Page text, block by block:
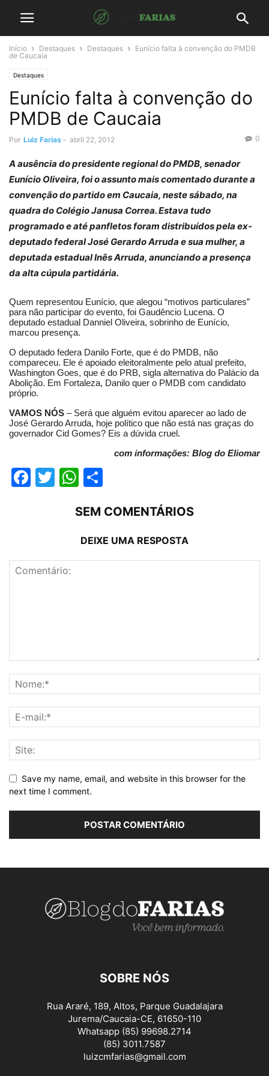
Início Destaques Destaques
Eunício falta à convenção do PMDB
de Caucaia
Destaques
Eunício falta à convenção do
PMDB de Caucaia
Por Luiz Farias - abril 22, 2012 0
A ausência do presidente regional do PMDB, senador
Eunício Oliveira, foi o assunto mais comentado durante a
convenção do partido em Caucaia, neste sábado, na
quadra do Colégio Janusa Correa. Estava tudo
programado e até panfletos foram distribuídos pela ex-
deputado federal José Gerardo Arruda e sua mulher, a
deputada estadual Inês Arruda, anunciando a presença
da alta cúpula partidária.
Quem representou Eunício, que alegou “motivos particulares”
para não participar do evento, foi Gaudêncio Lucena. O
deputado estadual Danniel Oliveira, sobrinho de Eunício,
marcou presença.
O deputado federa Danilo Forte, que é do PMDB, não
compareceu. Ele é apoiado eleitoralmente pelo atual prefeito,
Washington Goes, que é do PRB, sigla alternativa do Palácio da
Abolição. Em Fortaleza, Danilo quer o PMDB com candidato
próprio.
VAMOS NÓS – Será que alguém evitou aparecer ao lado de
José Gerardo Arruda, hoje político que não está nas graças do
governador Cid Gomes? Eis a dúvida cruel.
com informações: Blog do Eliomar
Facebook
TwitterWhatsApp
SEM COMENTÁRIOS
DEIXE UMA RESPOSTA
Save my name, email, and website in this browser for the
next time I comment.
SOBRE NÓS
Rua Araré, 189, Altos, Parque Guadalajara
Jurema/Caucaia-CE, 61650-110
Whatsapp (85) 99698.2714
(85) 3011.7587
luizcmfarias@gmail.com